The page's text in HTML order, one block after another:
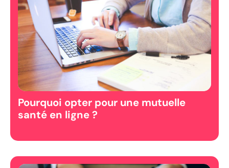
Pourquoi opter pour une mutuelle
santé en ligne ?